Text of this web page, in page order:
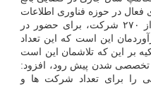
فعال در حوزه فناوری اطلاعات
است، اظهار داشت: تابحال بیشتر از ۲۷۰ شرکت، برای حضور در
این است که این تعداد
تکیه بر این که تلاشمان این است
تخصصی شدن پیش رود، افزود:
را برای تعداد شرکت ها و